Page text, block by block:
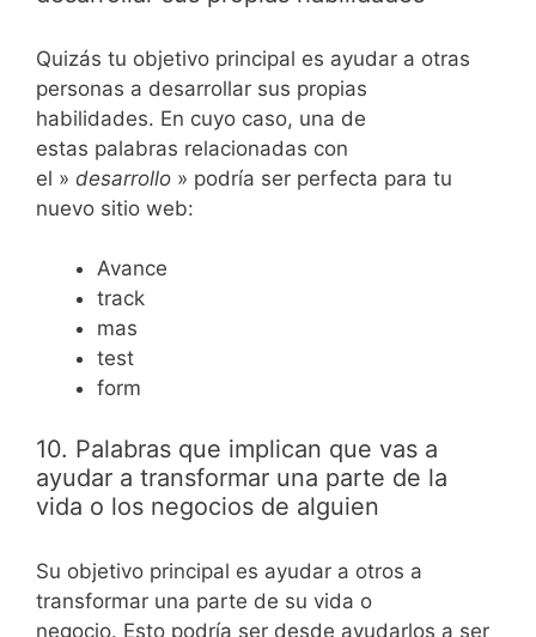
Quizás tu objetivo principal es ayudar a otras
personas a desarrollar sus propias
habilidades. En cuyo caso, una de
estas palabras relacionadas con
el » desarrollo » podría ser perfecta para tu
nuevo sitio web:
Avance
track
mas
test
form
10. Palabras que implican que vas a
ayudar a transformar una parte de la
vida o los negocios de alguien
Su objetivo principal es ayudar a otros a
transformar una parte de su vida o
negocio. Esto podría ser desde ayudarlos a ser